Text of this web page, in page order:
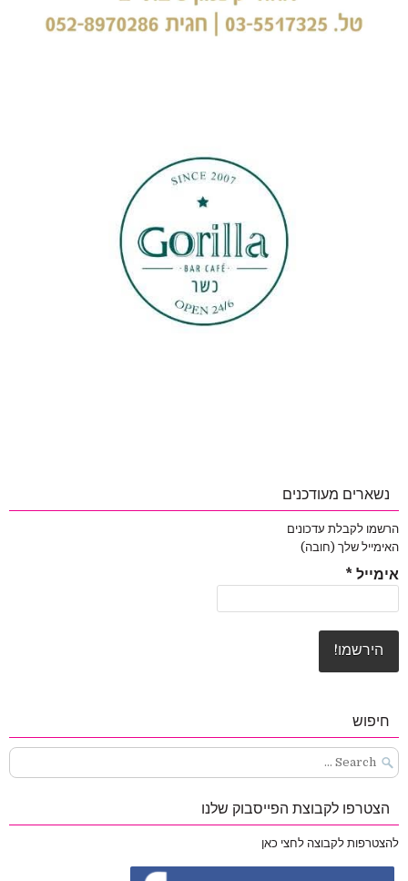
נשארים מעודכנים
הרשמו לקבלת עדכונים
האימייל שלך (חובה)
אימייל *
חיפוש
Search
for:
הצטרפו לקבוצת הפייסבוק שלנו
להצטרפות לקבוצה לחצי כאן